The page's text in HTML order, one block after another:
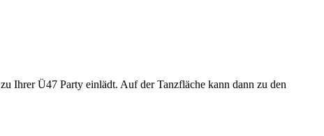
Ihrer Ü47 Party einlädt. Auf der Tanzfläche kann dann zu den